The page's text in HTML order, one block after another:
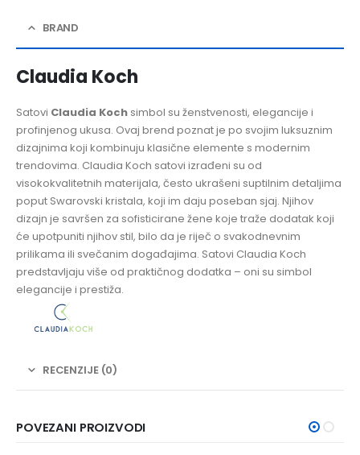
BRAND
Claudia Koch
Satovi Claudia Koch simbol su ženstvenosti, elegancije i
profinjenog ukusa. Ovaj brend poznat je po svojim luksuznim
dizajnima koji kombinuju klasične elemente s modernim
trendovima. Claudia Koch satovi izrađeni su od
visokokvalitetnih materijala, često ukrašeni suptilnim detaljima
poput Swarovski kristala, koji im daju poseban sjaj. Njihov
dizajn je savršen za sofisticirane žene koje traže dodatak koji
će upotpuniti njihov stil, bilo da je riječ o svakodnevnim
prilikama ili svečanim događajima. Satovi Claudia Koch
predstavljaju više od praktičnog dodatka – oni su simbol
elegancije i prestiža.
RECENZIJE (0)
POVEZANI PROIZVODI